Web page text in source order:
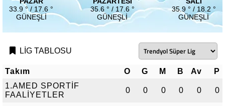
33.9 ° / 17.6 °
GÜNEŞLI
35.6 ° / 17.6 °
GÜNEŞLI
35.9 ° / 18.2 °
GÜNEŞLI
LİG TABLOSU
Takım O G M B Av
P
1.AMED SPORTİF
FAALİYETLER
0 0 0 0 0 0